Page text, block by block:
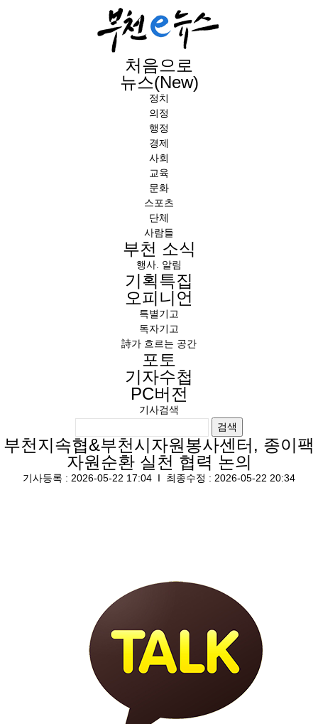
처음으로
뉴스(New)
정치
의정
행정
경제
사회
교육
문화
스포츠
단체
사람들
부천 소식
행사. 알림
기획특집
오피니언
특별기고
독자기고
詩가 흐르는 공간
포토
기자수첩
PC버전
기사검색
검색
부천지속협&부천시자원봉사센터, 종이팩
자원순환 실천 협력 논의
기사등록 : 2026-05-22 17:04 Ι 최종수정 : 2026-05-22 20:34